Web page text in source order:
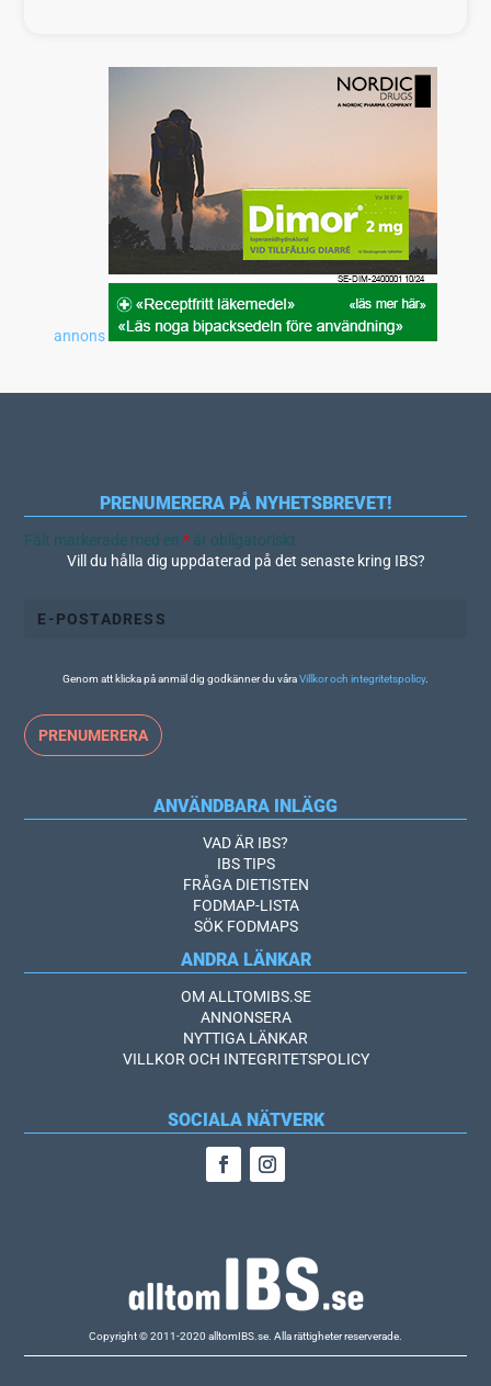
annons
PRENUMERERA PÅ NYHETSBREVET!
Fält markerade med en* är obligatoriskt
Vill du hålla dig uppdaterad på det senaste kring IBS?
Genom att klicka på anmäl dig godkänner du våraVillkor och integritetspolicy.
ANVÄNDBARA INLÄGG
VAD ÄR IBS?
IBS TIPS
FRÅGA DIETISTEN
FODMAP-LISTA
SÖK FODMAPS
ANDRA LÄNKAR
OM ALLTOMIBS.SE
ANNONSERA
NYTTIGA LÄNKAR
VILLKOR OCH INTEGRITETSPOLICY
SOCIALA NÄTVERK
Copyright © 2011-2020 alltomIBS.se. Alla rättigheter reserverade.